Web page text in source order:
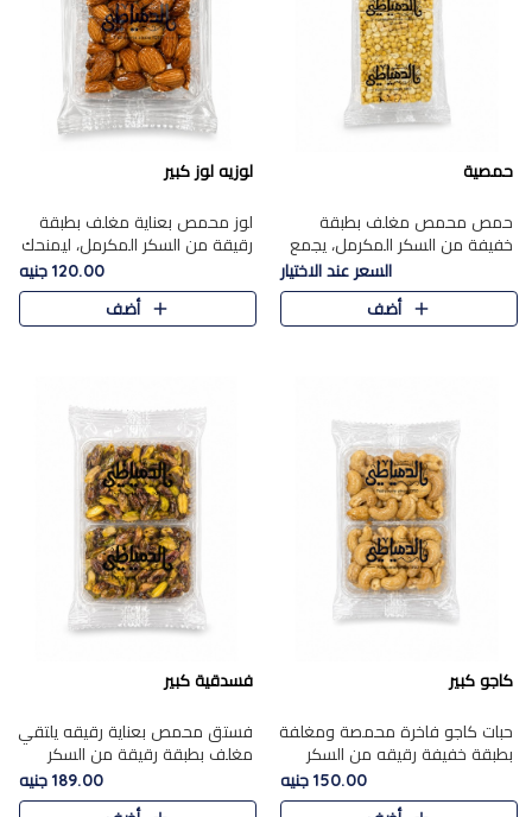
حمصية
حمص محمص مغلف بطبقة
خفيفة من السكر المكرمل، يجمع
بين القرمشة المميزة والطعم
الشرقي الأصيل في واحدة من أشهر
حلويات الموسم.
السعر عند الاختيار
أضف
لوزيه لوز كبير
لوز محمص بعناية مغلف بطبقة
رقيقة من السكر المكرمل، ليمنحك
قرمشة راقية ونكهة غنية تبرز
فخامة اللوز في كل قطعة.
120.00 جنيه
أضف
كاجو كبير
حبات كاجو فاخرة محمصة ومغلفة
بطبقة خفيفة رقيقه من السكر
المكرمل، تجمع بين توازن النعومة
زبدية غنية فاخرة والقرمشة
150.00 جنيه
فسدقية كبير
فستق محمص بعناية رقيقه يلتقي
مغلف بطبقة رقيقة من السكر
المكرمل، ليقدم مذاقًا فاخرًا حلوي
شرقية فاخرة ونكهة غنية ناتي تميز
189.00 جنيه